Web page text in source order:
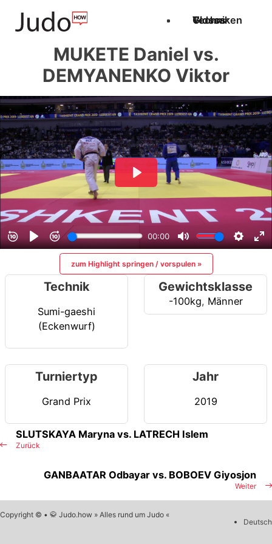
Techniken
Videos
Glossar
MUKETE Daniel vs.
DEMYANENKO Viktor
zum Highlight springen / vorspulen »
Technik
Sumi-gaeshi
(Eckenwurf)
Gewichtsklasse
-100kg, Männer
Turniertyp
Grand Prix
Jahr
2019
Zurück
SLUTSKAYA Maryna vs. LATRECH Islem
Weiter
GANBAATAR Odbayar vs. BOBOEV Giyosjon
Copyright © • 🥋 Judo.how » Alles rund um Judo «
Deutsch